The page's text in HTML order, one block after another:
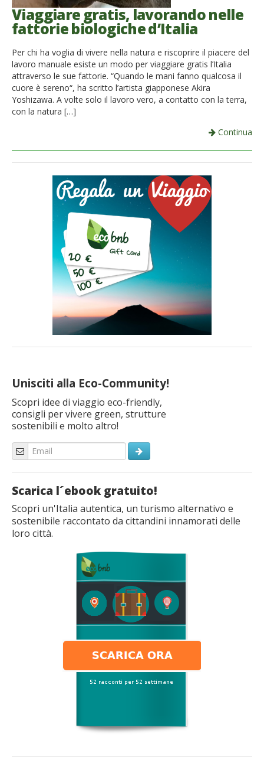
Viaggiare gratis, lavorando nelle
fattorie biologiche d’Italia
Per chi ha voglia di vivere nella natura e riscoprire il piacere del
lavoro manuale esiste un modo per viaggiare gratis l’Italia
attraverso le sue fattorie. “Quando le mani fanno qualcosa il
cuore è sereno“, ha scritto l’artista giapponese Akira
Yoshizawa. A volte solo il lavoro vero, a contatto con la terra,
con la natura […]
Continua
Unisciti alla Eco-Community!
Scopri idee di viaggio eco-friendly,
consigli per vivere green, strutture
sostenibili e molto altro!
Scarica l´ebook gratuito!
Scopri un'Italia autentica, un turismo alternativo e
sostenibile raccontato da cittandini innamorati delle
loro città.